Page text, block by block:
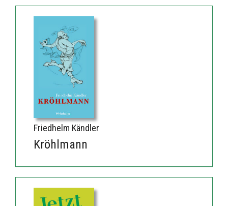
Friedhelm Kändler
Kröhlmann